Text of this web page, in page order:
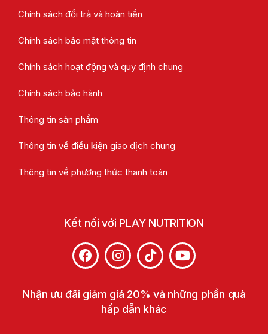
Chính sách đổi trả và hoàn tiền
Chính sách bảo mật thông tin
Chính sách hoạt động và quy định chung
Chính sách bảo hành
Thông tin sản phẩm
Thông tin về điều kiện giao dịch chung
Thông tin về phương thức thanh toán
Kết nối với PLAY NUTRITION
Nhận ưu đãi giảm giá 20% và những phần quà
hấp dẫn khác